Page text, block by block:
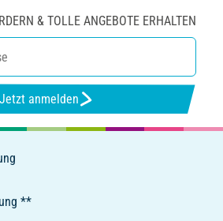
& TOLLE ANGEBOTE ERHALTEN
Jetzt anmelden
**